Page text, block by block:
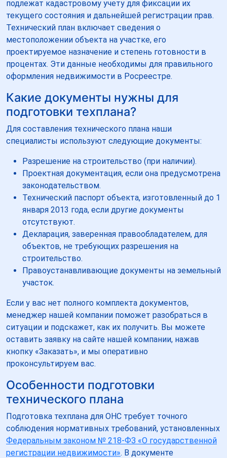
подлежат кадастровому учету для фиксации их
текущего состояния и дальнейшей регистрации прав.
Технический план включает сведения о
местоположении объекта на участке, его
проектируемое назначение и степень готовности в
процентах. Эти данные необходимы для правильного
оформления недвижимости в Росреестре.
Какие документы нужны для
подготовки техплана?
Для составления технического плана наши
специалисты используют следующие документы:
Разрешение на строительство (при наличии).
Проектная документация, если она предусмотрена
законодательством.
Технический паспорт объекта, изготовленный до 1
января 2013 года, если другие документы
отсутствуют.
Декларация, заверенная правообладателем, для
объектов, не требующих разрешения на
строительство.
Правоустанавливающие документы на земельный
участок.
Если у вас нет полного комплекта документов,
менеджер нашей компании поможет разобраться в
ситуации и подскажет, как их получить. Вы можете
оставить заявку на сайте нашей компании, нажав
кнопку «Заказать», и мы оперативно
проконсультируем вас.
Особенности подготовки
технического плана
Подготовка техплана для ОНС требует точного
соблюдения нормативных требований, установленных
Федеральным законом № 218-ФЗ «О государственной
регистрации недвижимости». В документе